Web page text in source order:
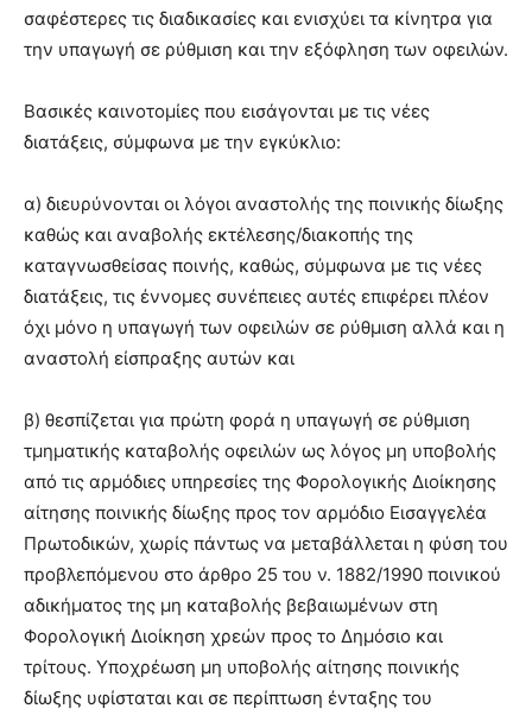
σαφέστερες τις διαδικασίες και ενισχύει τα κίνητρα για
την υπαγωγή σε ρύθμιση και την εξόφληση των οφειλών.
Βασικές καινοτομίες που εισάγονται με τις νέες
διατάξεις, σύμφωνα με την εγκύκλιο:
α) διευρύνονται οι λόγοι αναστολής της ποινικής δίωξης
καθώς και αναβολής εκτέλεσης/διακοπής της
καταγνωσθείσας ποινής, καθώς, σύμφωνα με τις νέες
διατάξεις, τις έννομες συνέπειες αυτές επιφέρει πλέον
όχι μόνο η υπαγωγή των οφειλών σε ρύθμιση αλλά και η
αναστολή είσπραξης αυτών και
β) θεσπίζεται για πρώτη φορά η υπαγωγή σε ρύθμιση
τμηματικής καταβολής οφειλών ως λόγος μη υποβολής
από τις αρμόδιες υπηρεσίες της Φορολογικής Διοίκησης
αίτησης ποινικής δίωξης προς τον αρμόδιο Εισαγγελέα
Πρωτοδικών, χωρίς πάντως να μεταβάλλεται η φύση του
προβλεπόμενου στο άρθρο 25 του ν. 1882/1990 ποινικού
αδικήματος της μη καταβολής βεβαιωμένων στη
Φορολογική Διοίκηση χρεών προς το Δημόσιο και
τρίτους. Υποχρέωση μη υποβολής αίτησης ποινικής
δίωξης υφίσταται και σε περίπτωση ένταξης του